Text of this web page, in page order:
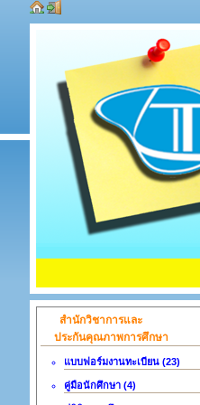
สำนักวิชาการและ
ประกันคุณภาพการศึกษา
แบบฟอร์มงานทะเบียน (23)
คู่มือนักศึกษา (4)